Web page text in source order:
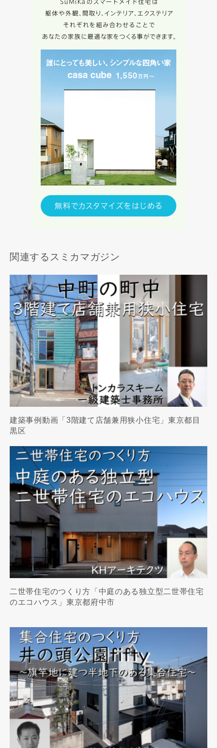
関連するスミカマガジン
建築事例動画「3階建て店舗兼用狭小住宅」東京都目
黒区
二世帯住宅のつくり方「中庭のある独立型二世帯住宅
のエコハウス」東京都府中市
入力内容を送信する
キャンセル